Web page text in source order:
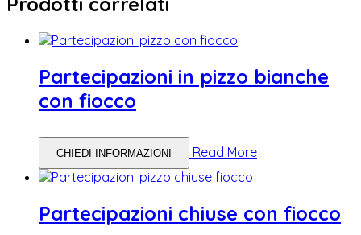
Partecipazioni in pizzo bianche
con fiocco
CHIEDI INFORMAZIONI Read More
Partecipazioni chiuse con fiocco